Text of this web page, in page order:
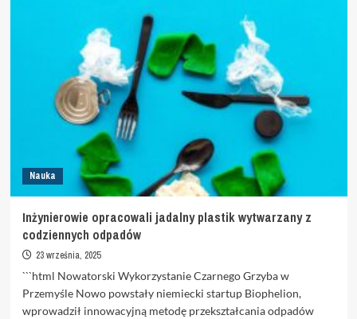
eksploracja
podziemi
Poznaniem:
Wykopali
tunel
zaskakującego
odkrycia
Nauka
Inżynierowie opracowali jadalny plastik wytwarzany z
codziennych odpadów
23 września, 2025
```html Nowatorski Wykorzystanie Czarnego Grzyba w
Przemyśle Nowo powstały niemiecki startup Biophelion,
wprowadził innowacyjną metodę przekształcania odpadów